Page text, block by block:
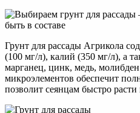
Грунт для рассады Агрикола
(100 мг/л), калий (350 мг/л), а
марганец, цинк, медь,
микроэлементов обеспечит
позволит сеянцам быстро расти